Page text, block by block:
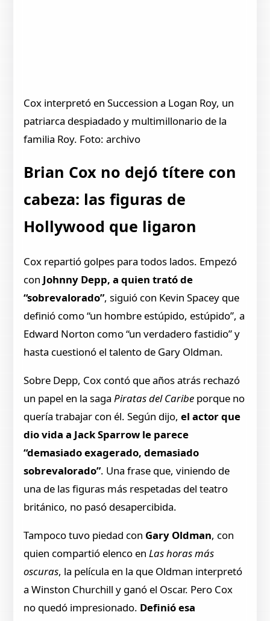
Cox interpretó en Succession a Logan Roy, un
patriarca despiadado y multimillonario de la
familia Roy. Foto: archivo
Brian Cox no dejó títere con
cabeza: las figuras de
Hollywood que ligaron
Cox repartió golpes para todos lados. Empezó
con Johnny Depp, a quien trató de
“sobrevalorado”, siguió con Kevin Spacey que
definió como “un hombre estúpido, estúpido”, a
Edward Norton como “un verdadero fastidio” y
hasta cuestionó el talento de Gary Oldman.
Sobre Depp, Cox contó que años atrás rechazó
un papel en la sagaPiratas del Caribe porque no
quería trabajar con él. Según dijo,el actor que
dio vida a Jack Sparrow le parece
“demasiado exagerado, demasiado
sobrevalorado”. Una frase que, viniendo de
una de las figuras más respetadas del teatro
británico, no pasó desapercibida.
Tampoco tuvo piedad con Gary Oldman, con
quien compartió elenco en Las horas más
oscuras, la película en la que Oldman interpretó
a Winston Churchill y ganó el Oscar. Pero Cox
no quedó impresionado. Definió esa